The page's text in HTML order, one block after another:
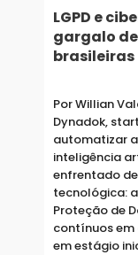
LGPD e
gargalo
brasileiras
Por Willian
Dynadok,
automatizar
inteligência
enfrentado
tecnológica:
Proteção de
contínuos em
em estágio